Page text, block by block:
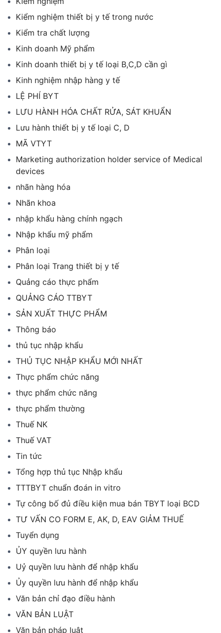
Kiểm nghiệm thiết bị y tế trong nước
Kiểm tra chất lượng
Kinh doanh Mỹ phẩm
Kinh doanh thiết bị y tế loại B,C,D cần gì
Kinh nghiệm nhập hàng y tế
LỆ PHÍ BYT
LƯU HÀNH HÓA CHẤT RỬA, SÁT KHUẨN
Lưu hành thiết bị y tế loại C, D
MÃ VTYT
Marketing authorization holder service of Medical
devices
nhãn hàng hóa
Nhãn khoa
nhập khẩu hàng chính ngạch
Nhập khẩu mỹ phẩm
Phân loại
Phân loại Trang thiết bị y tế
Quảng cáo thực phẩm
QUẢNG CÁO TTBYT
SẢN XUẤT THỰC PHẨM
Thông báo
thủ tục nhập khẩu
THỦ TỤC NHẬP KHẨU MỚI NHẤT
Thực phẩm chức năng
thực phẩm chức năng
thực phẩm thường
Thuế NK
Thuế VAT
Tin tức
Tổng hợp thủ tục Nhập khẩu
TTTBYT chuẩn đoán in vitro
Tự công bố đủ điều kiện mua bán TBYT loại BCD
TƯ VẤN CO FORM E, AK, D, EAV GIẢM THUẾ
Tuyển dụng
ỦY quyền lưu hành
Uỷ quyền lưu hành để nhập khẩu
Ủy quyền lưu hành để nhập khẩu
Văn bản chỉ đạo điều hành
VĂN BẢN LUẬT
Văn bản pháp luật